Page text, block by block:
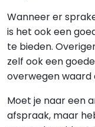
Wanneer er
is het ook een
te bieden.
zelf ook een
overwegen waard
Moet je naar een
afspraak, maar